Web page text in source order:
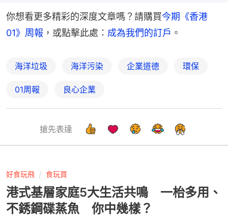
你想看更多精彩的深度文章嗎？請購買今期《香港
01》周報 ，或點擊此處： 成為我們的訂戶 。
海洋垃圾 海洋污染 企業道德 環保
01周報 良心企業
搶先表達
好食玩飛 食玩買
港式基層家庭5大生活共鳴 一枱多用、
不銹鋼碟蒸魚 你中幾樣？